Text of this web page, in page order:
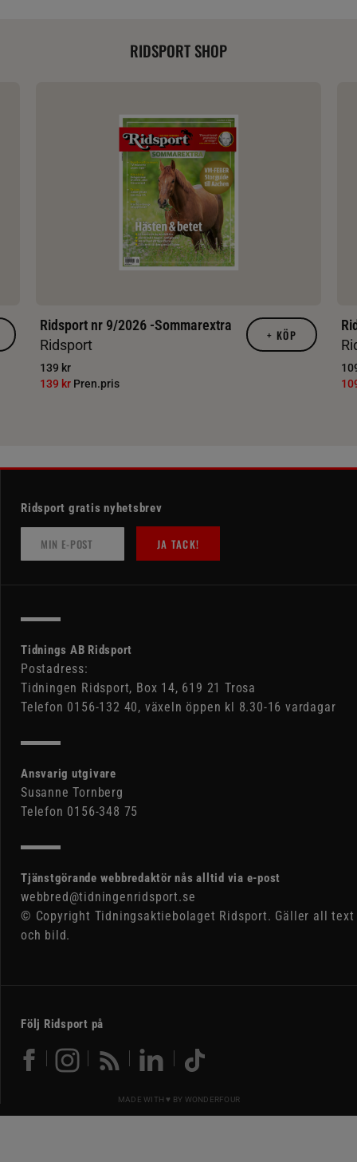
RIDSPORT SHOP
Ridsport nr 9/2026 -Sommarextra
Ridsport
139 kr
139 kr Pren.pris
+ KÖP
Ridsport gratis nyhetsbrev
JA TACK!
Tidnings AB Ridsport
Postadress:
Tidningen Ridsport, Box 14, 619 21 Trosa
Telefon 0156-132 40, växeln öppen kl 8.30-16 vardagar
Ansvarig utgivare
Susanne Tornberg
Telefon 0156-348 75
Tjänstgörande webbredaktör nås alltid via e-post
webbred@tidningenridsport.se
© Copyright Tidningsaktiebolaget Ridsport. Gäller all text
och bild.
Följ Ridsport på
MADE WITH ♥ BY WONDERFOUR